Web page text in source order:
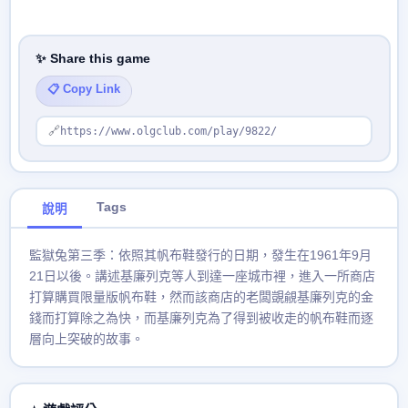
✨ Share this game
📋 Copy Link
🔗 https://www.olgclub.com/play/9822/
說明 Tags
監獄兔第三季：依照其帆布鞋發行的日期，發生在1961年9月
21日以後。講述基廉列克等人到達一座城市裡，進入一所商店
打算購買限量版帆布鞋，然而該商店的老闆覬覦基廉列克的金
錢而打算除之為快，而基廉列克為了得到被收走的帆布鞋而逐
層向上突破的故事。